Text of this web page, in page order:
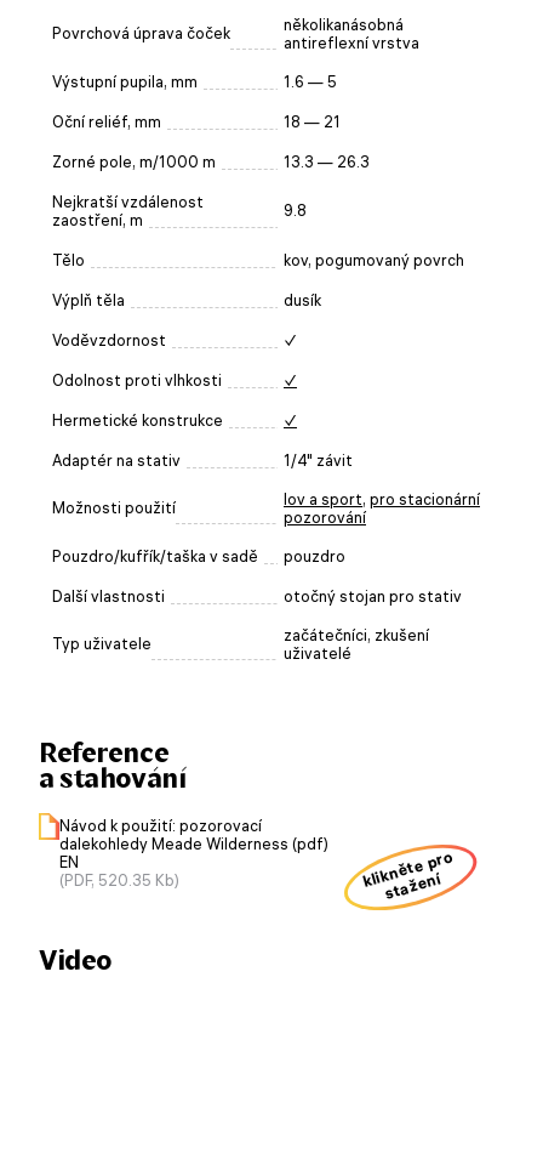
Povrchová úprava čoček
několikanásobná
antireflexní vrstva
Výstupní pupila, mm 1.6 — 5
Oční reliéf, mm 18 — 21
Zorné pole, m/1000 m 13.3 — 26.3
Nejkratší vzdálenost
zaostření, m
9.8
Tělo kov, pogumovaný povrch
Výplň těla dusík
Voděvzdornost ✓
Odolnost proti vlhkosti ✓
Hermetické konstrukce ✓
Adaptér na stativ 1/4" závit
Možnosti použití lov a sport, pro stacionární
pozorování
Pouzdro/kufřík/taška v sadě pouzdro
Další vlastnosti otočný stojan pro stativ
Typ uživatele
začátečníci, zkušení
uživatelé
Reference
a stahování
Návod k použití: pozorovací
dalekohledy Meade Wilderness (pdf)
EN
(PDF, 520.35 Kb)
klikněte pro
stažení
Video